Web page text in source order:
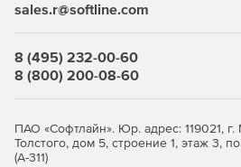
AI-Powered Deblur
Размытые изображения ушли в
интеллектуальным размытием.
фиксации фотографий детей,
Горячая клавиша
sales.r@softline.com
8 (495) 232-00-60
8 (800) 200-08-60
ПАО «Софтлайн». Юр. адрес: 119021, г.
Толстого, дом 5, строение 1, этаж 3,
(А-311)